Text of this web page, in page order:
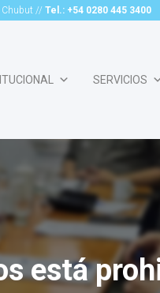
Chubut // Tel.: +54 0280 445 3400
SERVICIOS
está